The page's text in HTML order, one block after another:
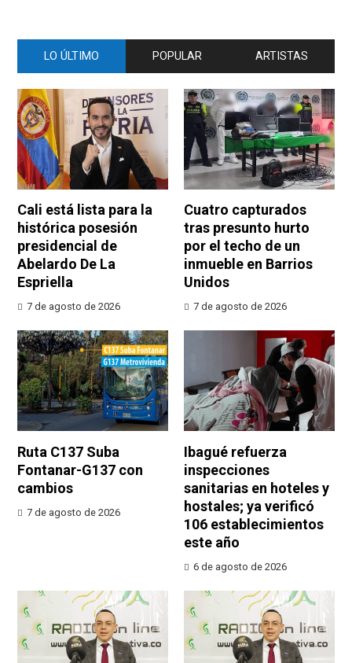
LO ÚLTIMO POPULAR ARTISTAS
Cali está lista para la
histórica posesión
presidencial de
Abelardo De La
Espriella
7 de agosto de 2026
Cuatro capturados
tras presunto hurto
por el techo de un
inmueble en Barrios
Unidos
7 de agosto de 2026
Ruta C137 Suba
Fontanar-G137 con
cambios
7 de agosto de 2026
Ibagué refuerza
inspecciones
sanitarias en hoteles y
hostales; ya verificó
106 establecimientos
este año
6 de agosto de 2026